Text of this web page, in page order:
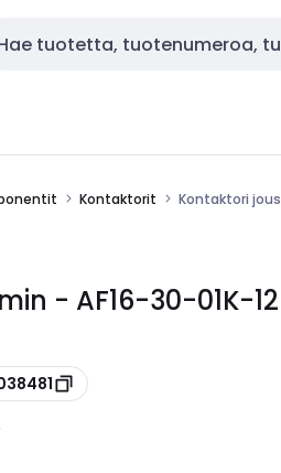
Kontaktorit Kontaktori
- AF16-30-01K-12